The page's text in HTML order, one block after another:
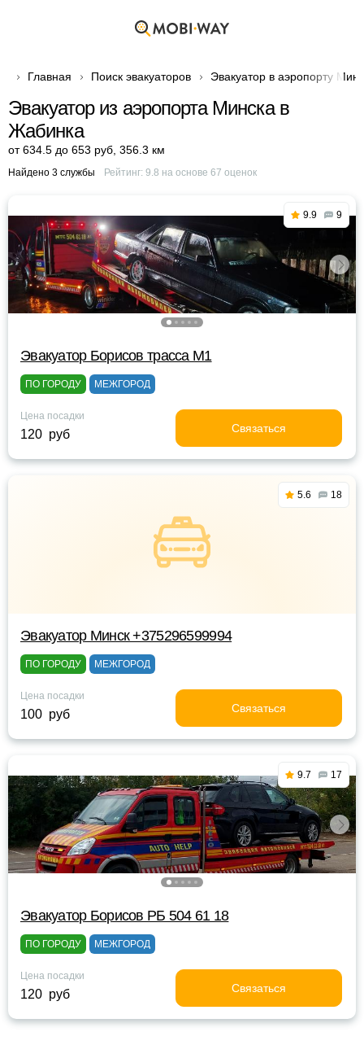
Главная Поиск эвакуаторов Эвакуатор в аэропорту
Эвакуатор из аэропорта Минска в
Жабинка
от 634.5 до 653 руб 356.3 км
Найдено 3 службы Рейтинг: 9.8 на основе 67 оценок
9.9 9
Эвакуатор Борисов трасса М1
ПО ГОРОДУ МЕЖГОРОД
Цена посадки
120 руб Связаться
5.6 18
Эвакуатор Минск +375296599994
ПО ГОРОДУ МЕЖГОРОД
Цена посадки
100 руб Связаться
9.7 17
Эвакуатор Борисов РБ 504 61 18
ПО ГОРОДУ МЕЖГОРОД
Цена посадки
120 руб Связаться